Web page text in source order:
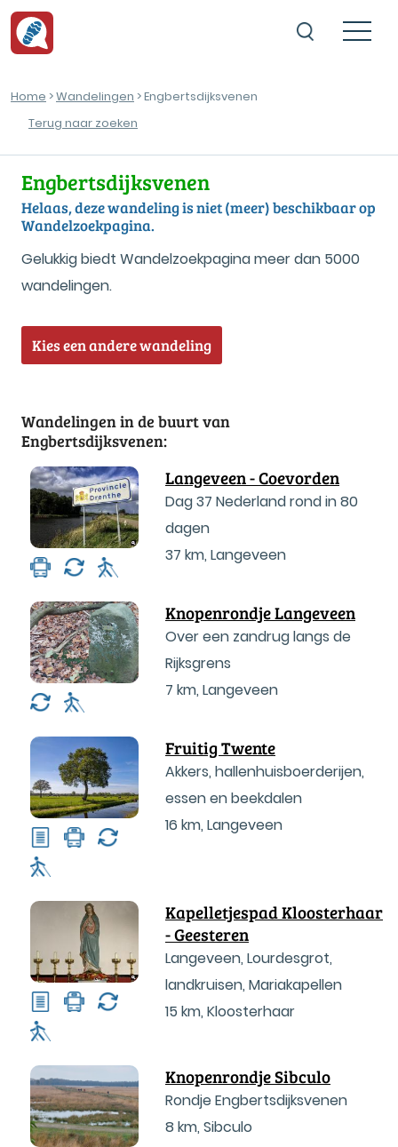
Home >Wandelingen > Engbertsdijksvenen
Terug naar zoeken
Engbertsdijksvenen
Helaas, deze wandeling is niet (meer) beschikbaar op
Wandelzoekpagina.
Gelukkig biedt Wandelzoekpagina meer dan 5000
wandelingen.
Kies een andere wandeling
Wandelingen in de buurt van
Engbertsdijksvenen:
Langeveen - Coevorden
Dag 37 Nederland rond in 80
dagen
37 km, Langeveen
Knopenrondje Langeveen
Over een zandrug langs de
Rijksgrens
7 km, Langeveen
Fruitig Twente
Akkers, hallenhuisboerderijen,
essen en beekdalen
16 km, Langeveen
Kapelletjespad Kloosterhaar
- Geesteren
Langeveen, Lourdesgrot,
landkruisen, Mariakapellen
15 km, Kloosterhaar
Knopenrondje Sibculo
Rondje Engbertsdijksvenen
8 km, Sibculo